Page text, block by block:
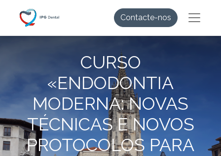
Contacte-nos
CURSO
«ENDODONTIA
MODERNA: NOVAS
TÉCNICAS E NOVOS
PROTOCOLOS PARA